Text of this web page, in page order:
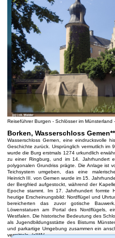
Reiseführer Burgen - Schlösser im Münsterland
Borken, Wasserschloss
Wasserschloss Gemen, eine eindrucksvolle
Geschichte zurück. Ursprünglich vermutlich im
wurde die Burg erstmals 1274 urkundlich
zu einer Ringburg, und im 14. Jahrhundert
polygonalen Grundriss prägte. Die Anlage ist
Teichsystem umgeben, das eine
Heinrich III. von Gemen wurde im 15.
der Bergfried aufgestockt, während der
Epoche stammt. Im 17. Jahrhundert formte
heutige Erscheinungsbild: Nordflügel und
bereicherten das zuvor gotische
Löwenstatuen am Portal des Nordflügels,
Westfalen. Die historische Bedeutung des
als Jugendbildungsstätte des Bistums
und parkartige Umgebung zusammen ein
vermitteln. (c)WV